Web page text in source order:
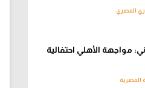
المصري
مواجهة الأهلي احتفالية
المصرية